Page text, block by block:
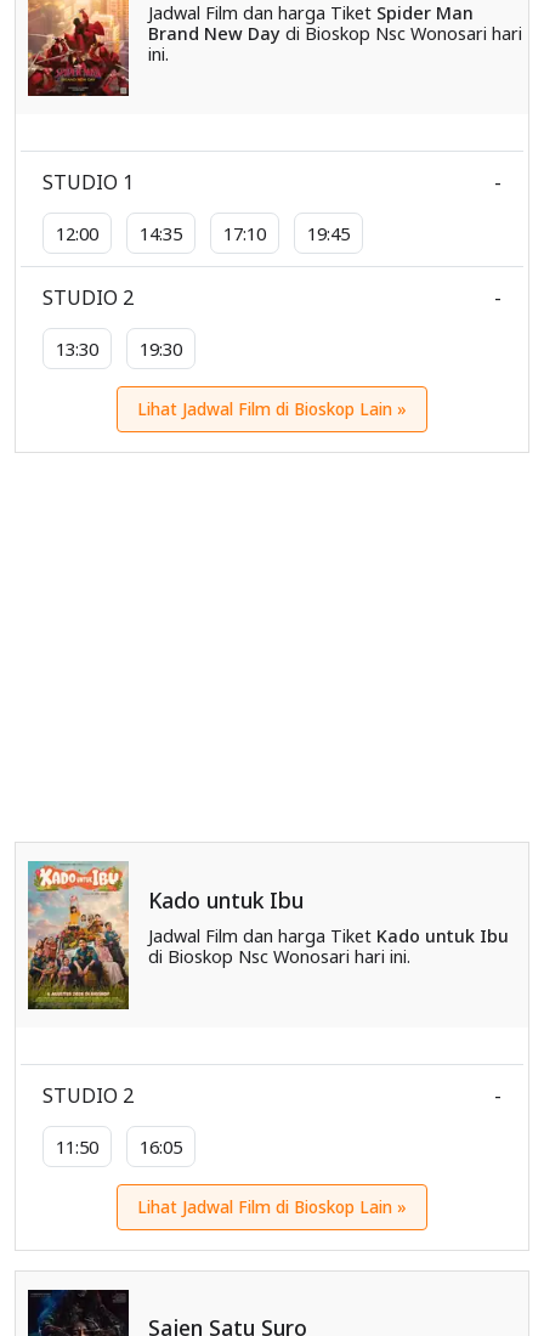
Jadwal Film dan harga Tiket Spider Man
Brand New Daydi Bioskop Nsc Wonosari hari
ini.
STUDIO 1
12:00 14:35 17:10 19:45
-
STUDIO 2
13:30 19:30
-
Lihat Jadwal Film di Bioskop Lain »
Kado untuk Ibu
Jadwal Film dan harga Tiket Kado untuk Ibu
di Bioskop Nsc Wonosari hari ini.
STUDIO 2
11:50 16:05
-
Lihat Jadwal Film di Bioskop Lain »
Sajen Satu Suro